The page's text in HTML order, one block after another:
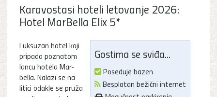
Karavostasi hoteli letovanje 2026:
Hotel MarBella Elix 5*
Gostima se sviđa...
Poseduje bazen
Besplatan bežični internet
Luksuzan hotel koji
pripada poznatom
lancu hotela Mar-
bella. Nalazi se na
litici odakle se pruža